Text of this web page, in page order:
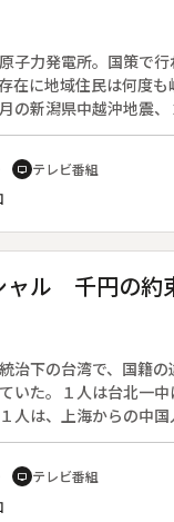
た。「すがとよ酒店
まった店の解体。文
ぶやいた。そして、
子力発電所。国策で
在に地域住民は何度
の新潟県中越沖地震
き起こる安全性への
「選択」に際して語ら
複雑に並存する現状を
tv テレビ番組
ャル 千円の約
治下の台湾で、国籍
いた。１人は台北一
人は、上海からの中
の壁を越え、兄弟の
生活は半年で終わり、
まま、終戦を迎えた。
国となり、台湾から日
tv テレビ番組